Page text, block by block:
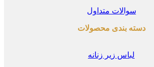
سوالات متداول
دسته بندی محصولات
لباس زیر زنانه